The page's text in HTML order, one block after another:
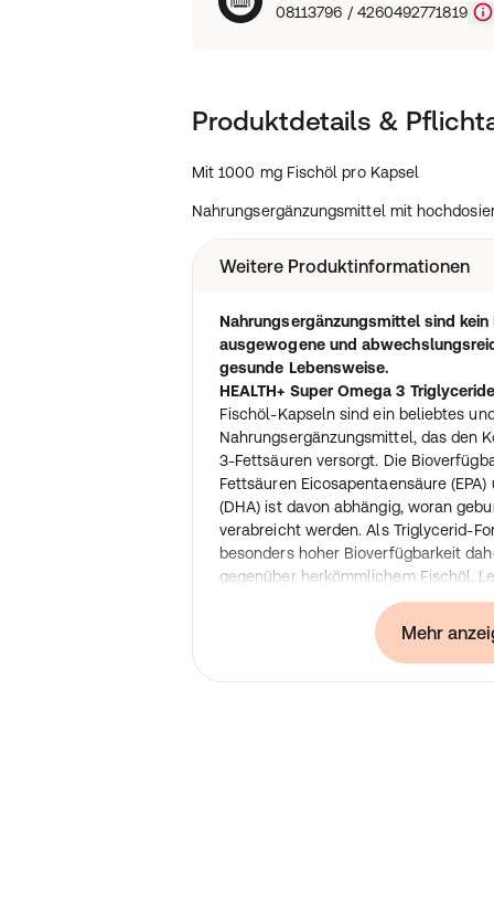
08113796 / 4260492771819
Produktdetails &
Mit 1000 mg Fischöl pro Kapsel
Nahrungsergänzungsmittel mit
Weitere Produktinformationen
Nahrungsergänzungsmittel sind kein
ausgewogene und
gesunde Lebensweise.
HEALTH+ Super Omega 3
Fischöl-Kapseln sind ein beliebtes
Nahrungsergänzungsmittel, das den
3-Fettsäuren versorgt. Die
Fettsäuren Eicosapentaensäure
(DHA) ist davon abhängig, woran
verabreicht werden. Als Triglycerid-
besonders hoher Bioverfügbarkeit
gegenüber herkömmlichem Fischöl,
Form von Ethylester. Omega-3-
gebunden sind also ein hochwertiges,
Nahrungsergänzungsmittel.
2 bis 3 Kapseln täglich zu einer
Mehr